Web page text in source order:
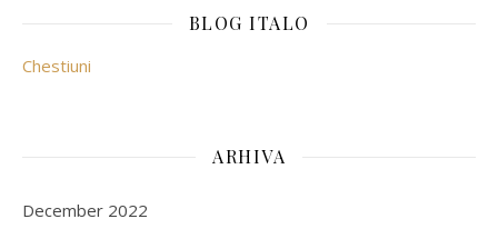
BLOG ITALO
Chestiuni
ARHIVA
December 2022